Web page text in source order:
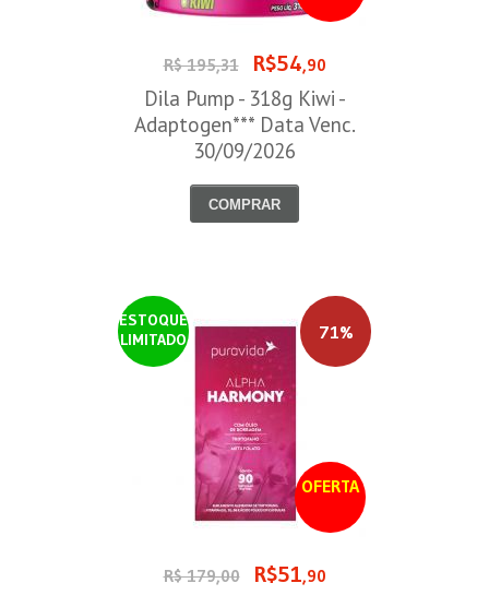
R$ 195,31 R$54,90
Dila Pump - 318g Kiwi -
Adaptogen*** Data Venc.
30/09/2026
COMPRAR
ESTOQUE
LIMITADO
OFERTA
71%
R$ 179,00 R$51,90